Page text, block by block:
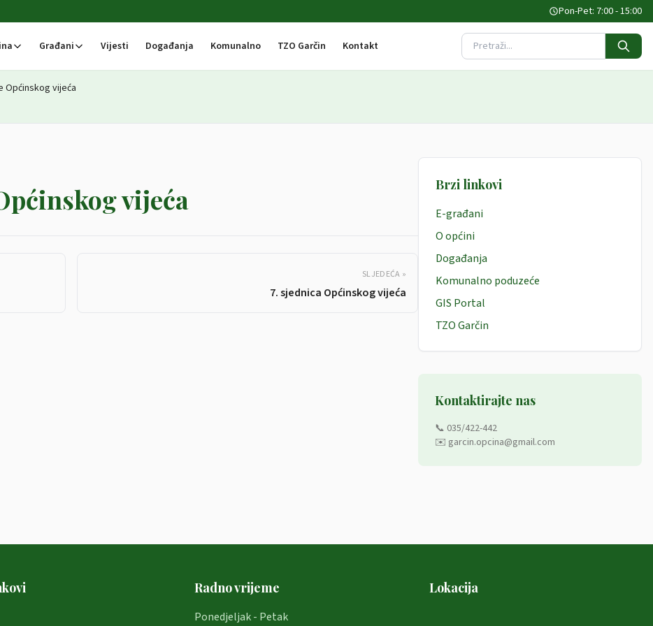
Pon-Pet: 7:00 - 15:00
Građani Vijesti Događanja Komunalno TZO Garčin Kontakt Pretraži stranicu
Općinskog vijeća
vijeća
SLJEDEĆA »
7. sjednica Općinskog vijeća
Brzi linkovi
E-građani
O općini
Događanja
Komunalno poduzeće
GIS Portal
TZO Garčin
Kontaktirajte nas
📞 035/422-442
✉️ garcin.opcina@gmail.com
Radno vrijeme
Ponedjeljak - Petak
Lokacija